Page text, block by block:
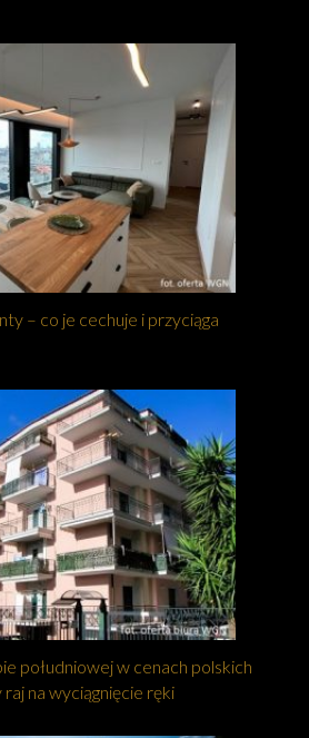
– co je cechuje i przyciąga
południowej w cenach polskich
na wyciągnięcie ręki